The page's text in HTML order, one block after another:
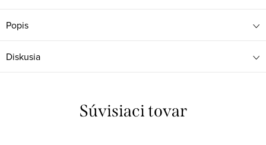
Popis
Diskusia
Súvisiaci tovar